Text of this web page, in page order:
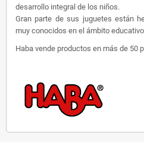
desarrollo integral de los niños.
Gran parte de sus juguetes están
muy conocidos en el ámbito
Haba vende productos en más de 50